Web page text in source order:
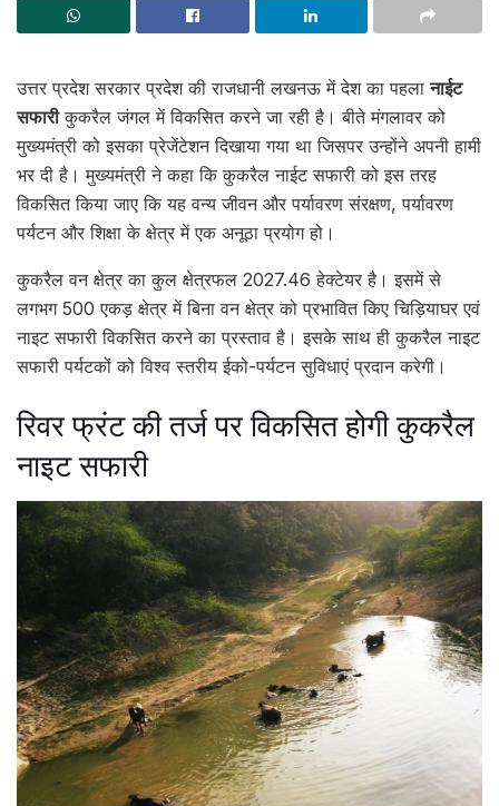
उत्तर प्रदेश सरकार प्रदेश की राजधानी लखनऊ में देश का पहलानाईट
सफारीकुकरैल जंगल में विकसित करने जा रही है। बीते मंगलावर को
मुख्यमंत्री को इसका प्रेजेंटेशन दिखाया गया था जिसपर उन्होंने अपनी हामी
भर दी है। मुख्यमंत्री ने कहा कि कुकरैल नाईट सफारी को इस तरह
विकसित किया जाए कि यह वन्य जीवन और पर्यावरण संरक्षण, पर्यावरण
पर्यटन और शिक्षा के क्षेत्र में एक अनूठा प्रयोग हो।
कुकरैल वन क्षेत्र का कुल क्षेत्रफल 2027.46 हेक्टेयर है। इसमें से
लगभग 500 एकड़ क्षेत्र में बिना वन क्षेत्र को प्रभावित किए चिड़ियाघर एवं
नाइट सफारी विकसित करने का प्रस्ताव है। इसके साथ ही कुकरैल नाइट
सफारी पर्यटकों को विश्व स्तरीय ईको-पर्यटन सुविधाएं प्रदान करेगी।
रिवर फ्रंट की तर्ज पर विकसित होगी कुकरैल
नाइट सफारी